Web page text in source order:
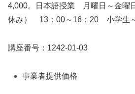
4,000。日本語授業 月曜日～金曜
休み） 13：00～16：20 小学生～
講座番号：1242-01-03
事業者提供価格